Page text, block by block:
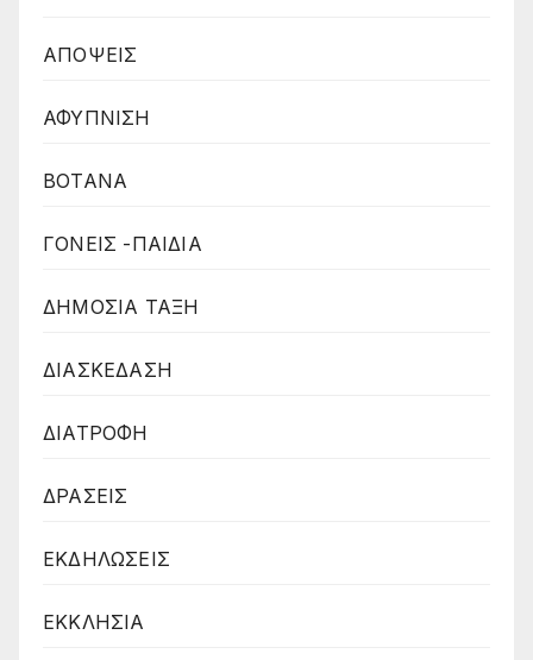
ΑΠΟΨΕΙΣ
ΑΦΥΠΝΙΣΗ
ΒΟΤΑΝΑ
ΓΟΝΕΙΣ -ΠΑΙΔΙΑ
ΔΗΜΟΣΙΑ ΤΑΞΗ
ΔΙΑΣΚΕΔΑΣΗ
ΔΙΑΤΡΟΦΗ
ΔΡΑΣΕΙΣ
ΕΚΔΗΛΩΣΕΙΣ
ΕΚΚΛΗΣΙΑ